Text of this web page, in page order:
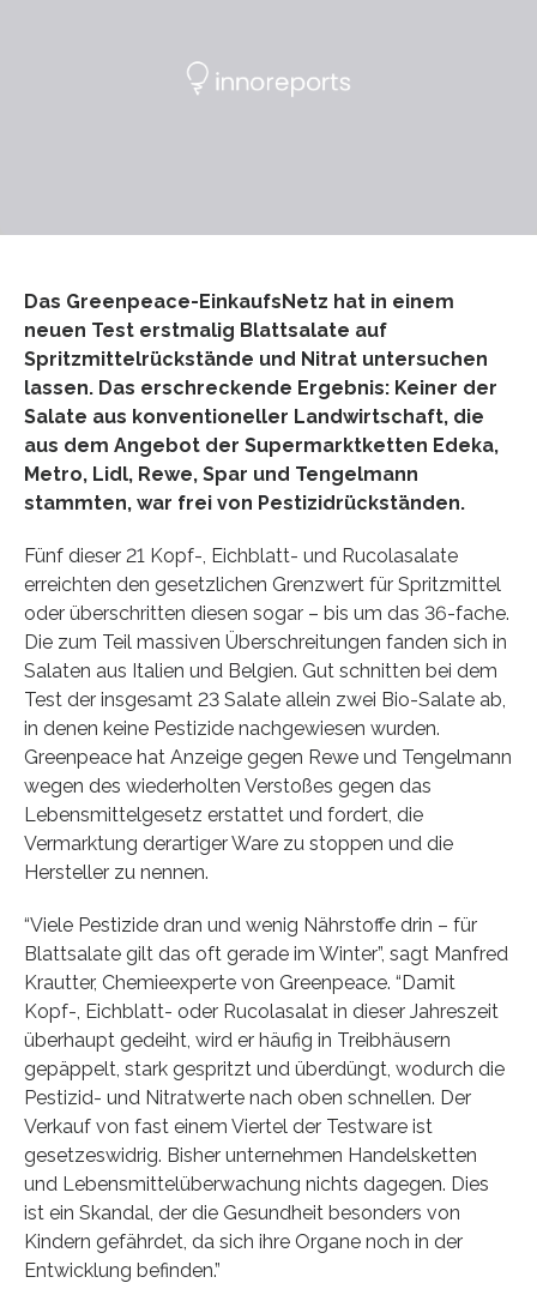
Das Greenpeace-EinkaufsNetz hat in einem
neuen Test erstmalig Blattsalate auf
Spritzmittelrückstände und Nitrat untersuchen
lassen. Das erschreckende Ergebnis: Keiner der
Salate aus konventioneller Landwirtschaft, die
aus dem Angebot der Supermarktketten Edeka,
Metro, Lidl, Rewe, Spar und Tengelmann
stammten, war frei von Pestizidrückständen.
Fünf dieser 21 Kopf-, Eichblatt- und Rucolasalate
erreichten den gesetzlichen Grenzwert für Spritzmittel
oder überschritten diesen sogar – bis um das 36-fache.
Die zum Teil massiven Überschreitungen fanden sich in
Salaten aus Italien und Belgien. Gut schnitten bei dem
Test der insgesamt 23 Salate allein zwei Bio-Salate ab,
in denen keine Pestizide nachgewiesen wurden.
Greenpeace hat Anzeige gegen Rewe und Tengelmann
wegen des wiederholten Verstoßes gegen das
Lebensmittelgesetz erstattet und fordert, die
Vermarktung derartiger Ware zu stoppen und die
Hersteller zu nennen.
“Viele Pestizide dran und wenig Nährstoffe drin – für
Blattsalate gilt das oft gerade im Winter”, sagt Manfred
Krautter, Chemieexperte von Greenpeace. “Damit
Kopf-, Eichblatt- oder Rucolasalat in dieser Jahreszeit
überhaupt gedeiht, wird er häufig in Treibhäusern
gepäppelt, stark gespritzt und überdüngt, wodurch die
Pestizid- und Nitratwerte nach oben schnellen. Der
Verkauf von fast einem Viertel der Testware ist
gesetzeswidrig. Bisher unternehmen Handelsketten
und Lebensmittelüberwachung nichts dagegen. Dies
ist ein Skandal, der die Gesundheit besonders von
Kindern gefährdet, da sich ihre Organe noch in der
Entwicklung befinden.”